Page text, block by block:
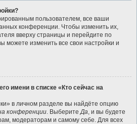
пользователем, все ваши
конференции. Чтобы изменить их,
вверху страницы и перейдите по
можете изменить все свои настройки и
имени в списке «Кто сейчас на
в личном разделе вы найдёте опцию
конференции. ВыберитеДа, и вы будете
модераторам и самому себе. Для всех